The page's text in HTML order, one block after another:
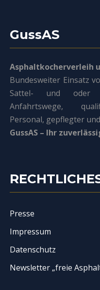
GussAS
Asphaltkocherverleih
Bundesweiter Einsatz
Sattel- und oder
Anfahrtswege,
Personal, gepflegter
GussAS – Ihr
Presse
Impressum
Datenschutz
Newsletter „freie